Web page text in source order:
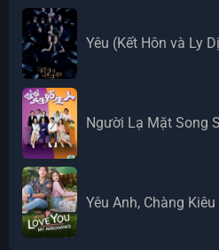
Yêu (Kết Hôn và Ly
Người Lạ Mặt Song
Yêu Anh, Chàng Kiêu